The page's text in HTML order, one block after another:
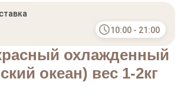
охлажденный
океан) вес 1-2кг
10:00 - 21:00